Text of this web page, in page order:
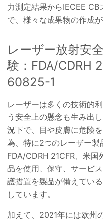
力測定結果からIECEE CB
で、様々な成果物の作成が
レーザー放射安
験：FDA/CDRH
60825-1
レーザーは多くの技術的
う安全上の懸念も生み出
況下で、目や皮膚に危険
為、特に2つのレーザー製
FDA/CDRH 21CFR、米
品を使用、保守、サービ
護措置を製品が備えてい
しています。
加えて、2021年には欧州